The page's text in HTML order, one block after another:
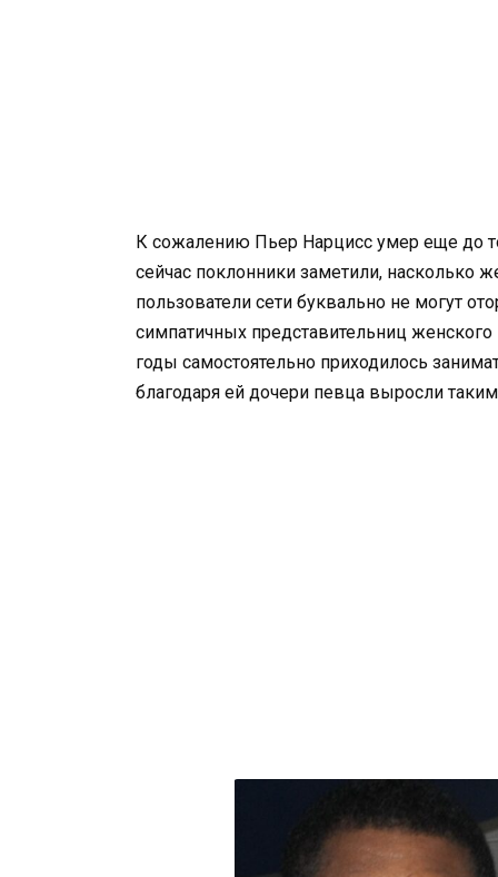
К сожалению Пьер Нарцисс умер еще до
сейчас поклонники заметили, насколько
пользователи сети буквально не могут
симпатичных представительниц
годы самостоятельно приходилось
благодаря ей дочери певца выросли